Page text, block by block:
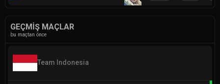
GEÇMIŞ MAÇLAR
bu maçtan önce
Team Indonesia